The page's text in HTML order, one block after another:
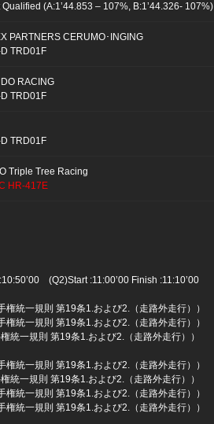
Qualified (A:1’44.853 – 107%, B:1’44.326- 107%)
PARTNERS CERUMO･INGING
TRD01F
RACING
TRD01F
TRD01F
Triple Tree Racing
HR-417E
(Q2)Start :11:00’00 Finish :11:10’00
権統一規則 第19条1.および2.（走路外走行））
権統一規則 第19条1.および2.（走路外走行））
統一規則 第19条1.および2.（走路外走行））
権統一規則 第19条1.および2.（走路外走行））
統一規則 第19条1.および2.（走路外走行））
権統一規則 第19条1.および2.（走路外走行））
権統一規則 第19条1.および2.（走路外走行））